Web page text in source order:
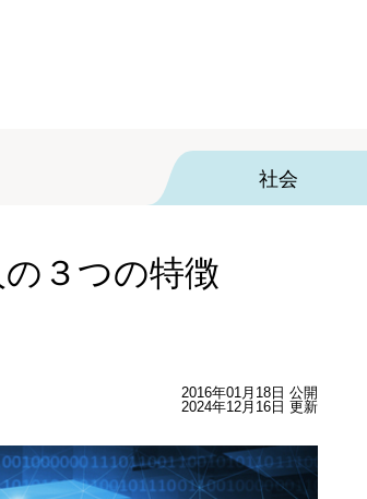
社会
３つの特徴
2016年01月18日 公開
2024年12月16日 更新